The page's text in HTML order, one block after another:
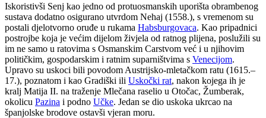
Iskoristivši Senj kao jedno od protuosmanskih uporišta obrambenog
sustava dodatno osigurano utvrdom Nehaj (1558.), s vremenom su
postali djelotvorno oruđe u rukama Habsburgovaca. Kao pripadnici
postrojbe koja je većim dijelom živjela od ratnog plijena, poslužili su
im ne samo u ratovima s Osmanskim Carstvom već i u njihovim
političkim, gospodarskim i ratnim suparništvima s Venecijom.
Upravo su uskoci bili povodom Austrijsko-mletačkom ratu (1615.–
17.), poznatom i kao Gradiški ili Uskočki rat, nakon kojega ih je
kralj Matija II. na traženje Mlečana raselio u Otočac, Žumberak,
okolicu Pazina i podno Učke. Jedan se dio uskoka ukrcao na
španjolske brodove ostavši vjeran moru.